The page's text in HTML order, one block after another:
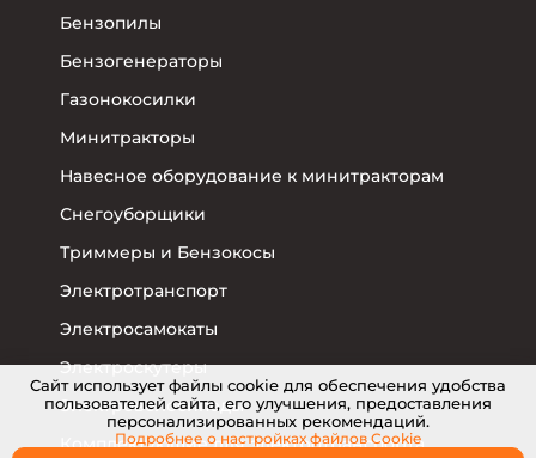
Бензопилы
Бензогенераторы
Газонокосилки
Минитракторы
Навесное оборудование к минитракторам
Снегоуборщики
Триммеры и Бензокосы
Электротранспорт
Электросамокаты
Электроскутеры
Электровелосипеды
Комплектующие для электротранспорта
Cайт использует файлы cookie для обеспечения удобства
пользователей сайта, его улучшения, предоставления
персонализированных рекомендаций.
Подробнее о настройкахфайлов Cookie